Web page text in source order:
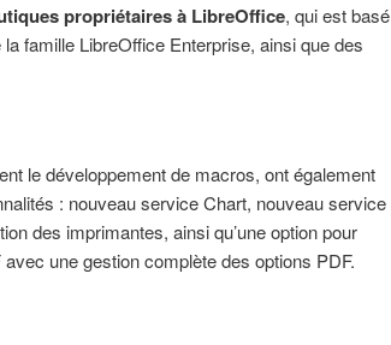
propriétaires à LibreOffice, qui est basé
famille LibreOffice Enterprise, ainsi que des
le développement de macros, ont également
: nouveau service Chart, nouveau service
des imprimantes, ainsi qu’une option pour
une gestion complète des options PDF.